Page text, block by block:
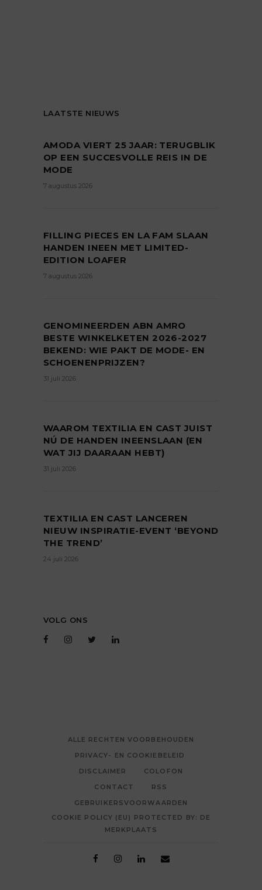
LAATSTE NIEUWS
AMODA VIERT 25 JAAR: TERUGBLIK
OP EEN SUCCESVOLLE REIS IN DE
MODE
7 augustus 2026
FILLING PIECES EN LA FAM SLAAN
HANDEN INEEN MET LIMITED-
EDITION LOAFER
7 augustus 2026
GENOMINEERDEN ABN AMRO
BESTE WINKELKETEN 2026-2027
BEKEND: WIE PAKT DE MODE- EN
SCHOENENPRIJZEN?
31 juli 2026
WAAROM TEXTILIA EN CAST JUIST
NÚ DE HANDEN INEENSLAAN (EN
WAT JIJ DAARAAN HEBT)
31 juli 2026
TEXTILIA EN CAST LANCEREN
NIEUW INSPIRATIE-EVENT ‘BEYOND
THE TREND’
24 juli 2026
VOLG ONS
ALLE RECHTEN VOORBEHOUDEN
PRIVACY- EN COOKIEBELEID
DISCLAIMER
COLOFON
CONTACT
RSS
GEBRUIKERSVOORWAARDEN
COOKIE POLICY (EU) PROTECTED BY: DE
MERKPLAATS